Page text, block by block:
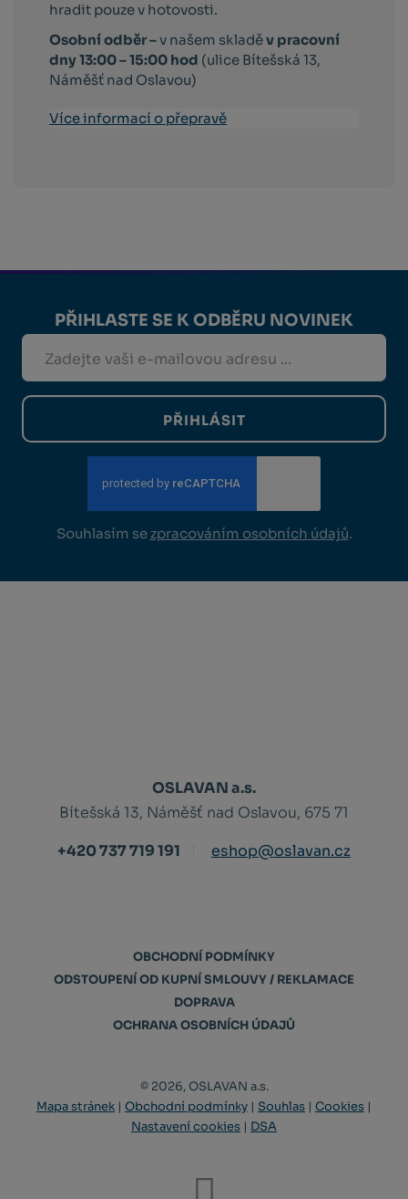
hradit pouze v hotovosti.
Osobní odběr –v našem skladěv pracovní
dny 13:00 – 15:00 hod (ulice Bítešská 13,
Náměšť nad Oslavou)
Více informací o přepravě
PŘIHLASTE SE K ODBĚRU NOVINEK
PŘIHLÁSIT
Souhlasím se zpracováním osobních údajů.
OSLAVAN a.s.
Bítešská 13, Náměšť nad Oslavou, 675 71
+420 737 719 191
eshop@oslavan.cz
OBCHODNÍ PODMÍNKY
ODSTOUPENÍ OD KUPNÍ SMLOUVY / REKLAMACE
DOPRAVA
OCHRANA OSOBNÍCH ÚDAJŮ
© 2026, OSLAVAN a.s.
Mapa stránek | Obchodní podmínky | Souhlas | Cookies |
Nastavení cookies | DSA